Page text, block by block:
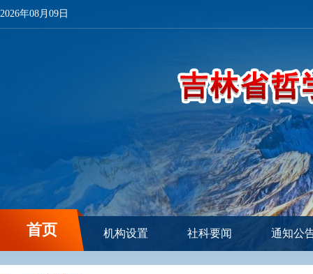
2026年08月09日
首页 机构设置 社科要闻 通知公